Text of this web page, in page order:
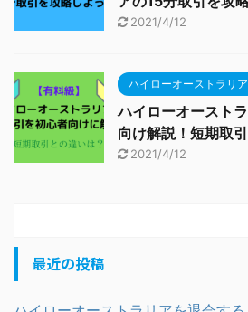
2021/4/12
ハイローオーストラリア
ハイローオースト
向け解説！短期取
2021/4/12
最近の投稿